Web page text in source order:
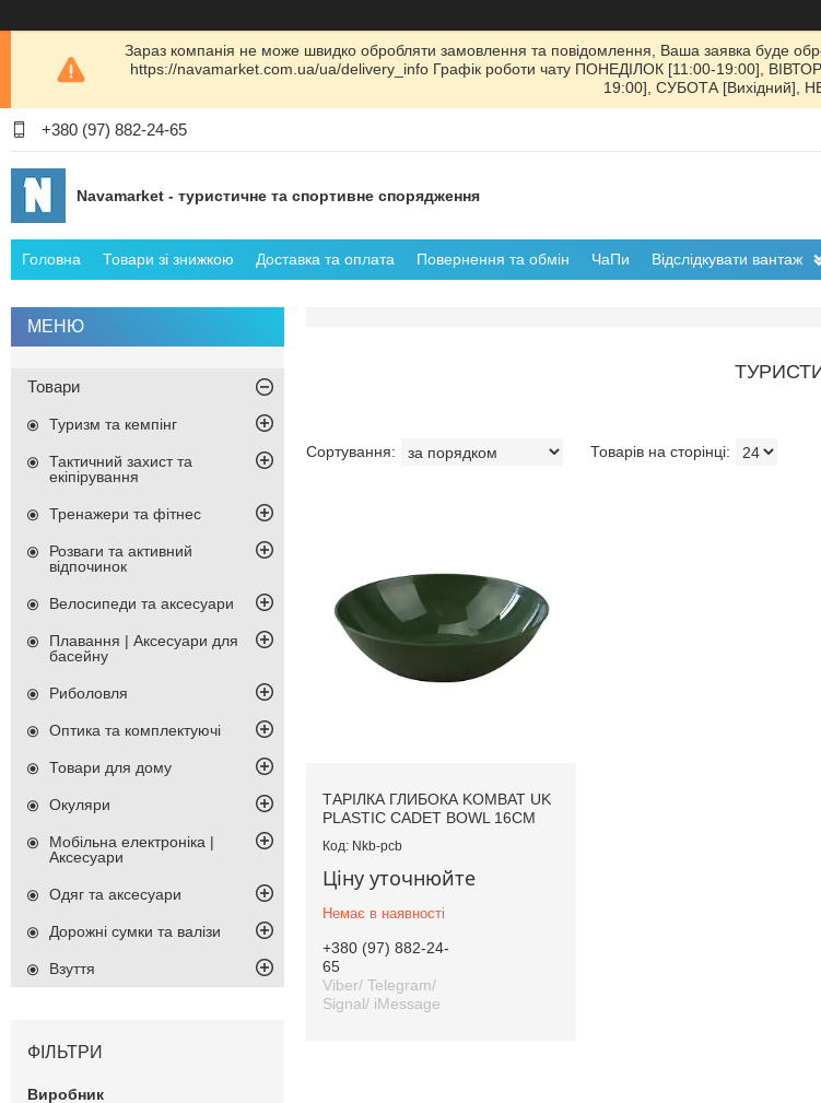
Зараз компанія не може швидко обробляти замовлення та повідомлення, Ваша заявка буде
https://navamarket.com.ua/ua/delivery_info Графік роботи чату ПОНЕДІЛОК [11:00-19:00],
19:00], СУБОТА [Вихідний],
+380 (97) 882-24-65
Navamarket - туристичне та спортивне спорядження
Головна Товари зі знижкою Доставка та оплата Повернення та обмін ЧаПи Відслідкувати вантаж
ТАРІЛКА ГЛИБОКА KOMBAT UK
PLASTIC CADET BOWL 16СМ
Nkb-pcb
Ціну уточнюйте
Немає в наявності
+380 (97) 882-24-
65
Viber/ Telegram/
Signal/ iMessage
Товари
Туризм та кемпінг
Тактичний захист та
екіпірування
Тренажери та фітнес
Розваги та активний
відпочинок
Велосипеди та аксесуари
Плавання | Аксесуари для
басейну
Риболовля
Оптика та комплектуючі
Товари для дому
Окуляри
Мобільна електроніка |
Аксесуари
Одяг та аксесуари
Дорожні сумки та валізи
Взуття
ФІЛЬТРИ
Виробник